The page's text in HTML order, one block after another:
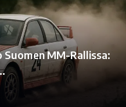
Suomen MM-Rallissa: